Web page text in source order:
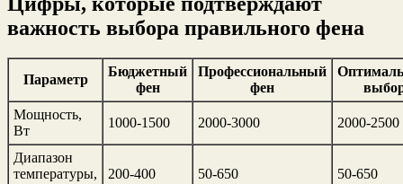
важность выбора правильного фена
Параметр
Бюджетный
фен
Профессиональный
фен
Мощность,
Вт
1000-1500 2000-3000 2000-2500
Диапазон
температуры,
200-400 50-650 50-650